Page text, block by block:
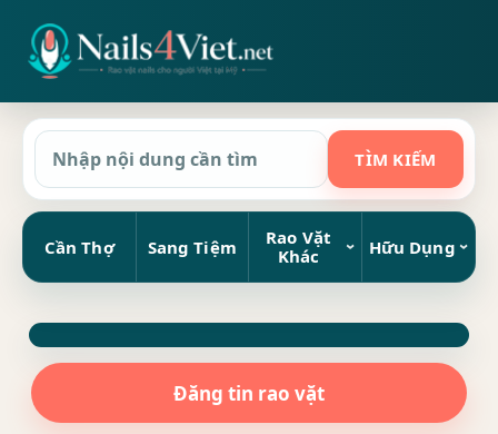
Cần Thợ Sang Tiệm
Rao Vặt
Khác
Hữu Dụng
Đăng tin rao vặt